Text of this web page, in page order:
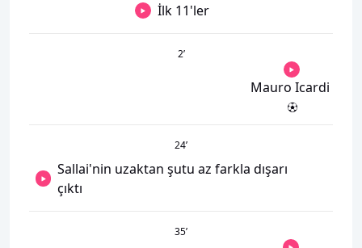
İlk 11'ler
2’
Mauro Icardi
24’
Sallai'nin uzaktan şutu az farkla dışarı
çıktı
35’